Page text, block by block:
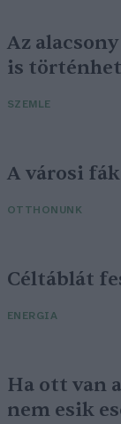
Az
is
SZEMLE
A városi
OTTHONUNK
Céltáblát
ENERGIA
Ha ott van
nem esik